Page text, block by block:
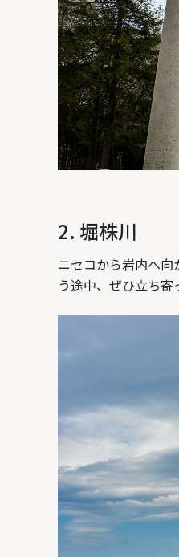
2. 堀株川
ニセコから岩内へ
う途中、ぜひ立ち寄